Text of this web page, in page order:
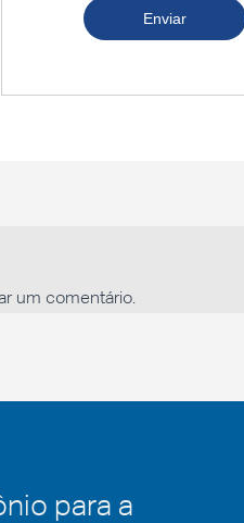
um comentário.
para a